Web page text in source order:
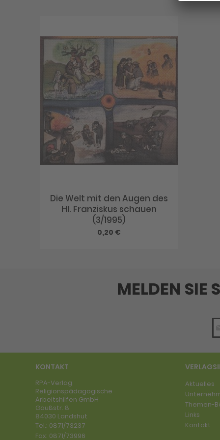
Die Welt mit den Augen des
Hl. Franziskus schauen
(3/1995)
0,20 €
MELDEN SIE
KONTAKT
RPA-Verlag
Religionspädagogische
Arbeitshilfen GmbH
Gaußstr. 8
84030 Landshut
Tel.: 0871/73237
Fax: 0871/73996
Aktuelles
Themen-
Links
Kontakt